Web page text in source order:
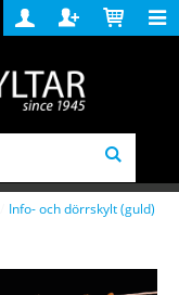
Logga
in
Skapa
konto
Varukorg
Info- och dörrskylt (guld)